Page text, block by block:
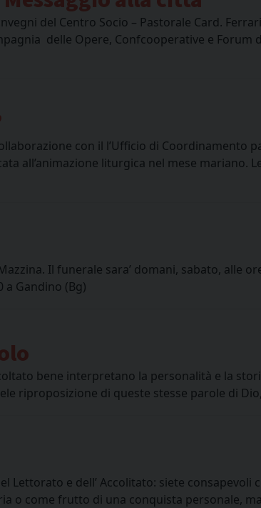
del Centro Socio – Pastorale Card.
delle Opere, Confcooperative e
con il l’Ufficio di Coordinamento
all’animazione liturgica nel mese
Il funerale sara’ domani, sabato, alle
a Gandino (Bg)
bene interpretano la personalità e la
riproposizione di queste stesse parole di
Lettorato e dell’ Accolitato: siete
o come frutto di una conquista personale,